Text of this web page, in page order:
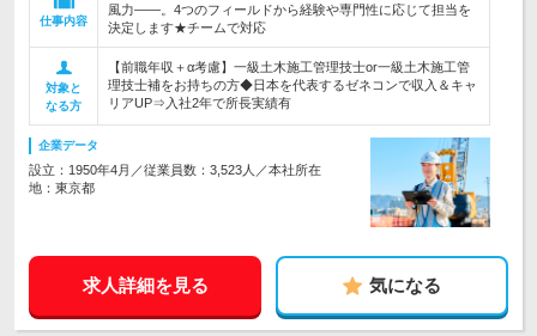
仕事内容
風力――。4つのフィールドから経験や専門性に応じて担当を
決定します★チームで対応
対象と
なる方
【前職年収＋α考慮】一級土木施工管理技士or一級土木施工管
理技士補をお持ちの方◆日本を代表するゼネコンで収入＆キャ
リアUP⇒入社2年で所長実績有
企業データ
設立：1950年4月／従業員数：3,523人／本社所在
地：東京都
求人詳細を見る 気になる